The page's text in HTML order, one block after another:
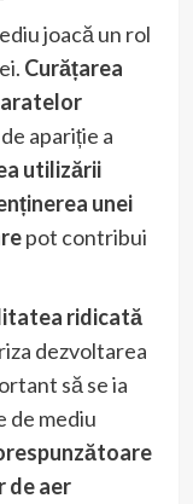
joacă un rol
Curățarea
apariție a
utilizării
unei
pot contribui
ridicată
dezvoltarea
să se ia
de mediu
de aer